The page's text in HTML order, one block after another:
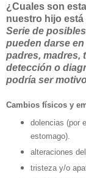
¿Cuales son
nuestro hijo
Serie de
pueden darse
padres, madres,
detección o
podría ser
Cambios físicos y
dolencias (por
estomago).
alteraciones
tristeza y/o